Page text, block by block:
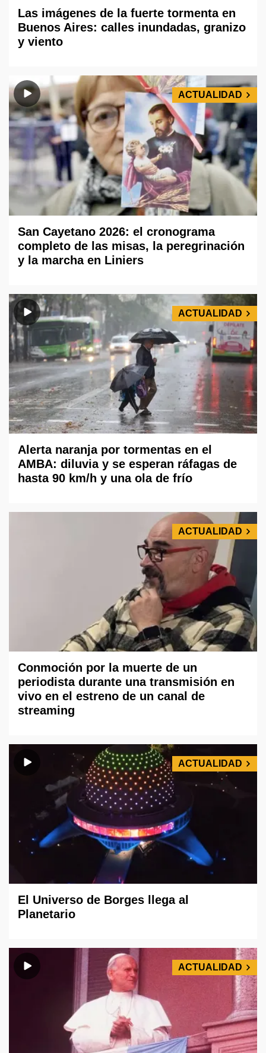
Las imágenes de la fuerte tormenta en
Buenos Aires: calles inundadas, granizo
y viento
ACTUALIDAD
San Cayetano 2026: el cronograma
completo de las misas, la peregrinación
y la marcha en Liniers
ACTUALIDAD
Alerta naranja por tormentas en el
AMBA: diluvia y se esperan ráfagas de
hasta 90 km/h y una ola de frío
ACTUALIDAD
Conmoción por la muerte de un
periodista durante una transmisión en
vivo en el estreno de un canal de
streaming
ACTUALIDAD
El Universo de Borges llega al
Planetario
ACTUALIDAD